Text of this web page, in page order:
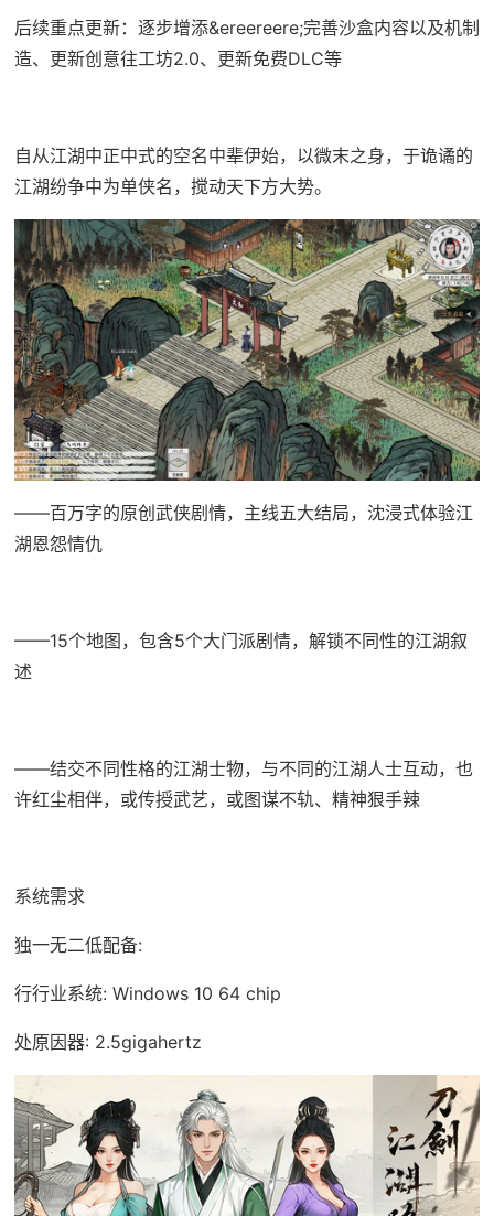
后续重点更新：逐步增添&ereereere;完善沙盒内容以及机制
造、更新创意往工坊2.0、更新免费DLC等
自从江湖中正中式的空名中辈伊始，以微末之身，于诡谲的
江湖纷争中为单侠名，搅动天下方大势。
——百万字的原创武侠剧情，主线五大结局，沈浸式体验江
湖恩怨情仇
——15个地图，包含5个大门派剧情，解锁不同性的江湖叙
述
——结交不同性格的江湖士物，与不同的江湖人士互动，也
许红尘相伴，或传授武艺，或图谋不轨、精神狠手辣
系统需求
独一无二低配备:
行行业系统: Windows 10 64 chip
处原因器: 2.5gigahertz